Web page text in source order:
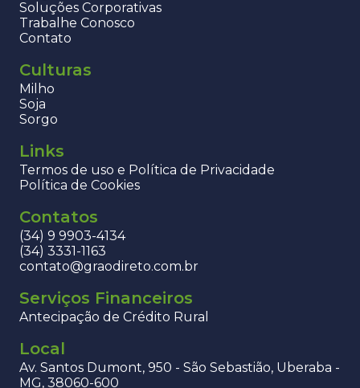
Soluções Corporativas
Trabalhe Conosco
Contato
Culturas
Milho
Soja
Sorgo
Links
Termos de uso e Política de Privacidade
Política de Cookies
Contatos
(34) 9 9903-4134
(34) 3331-1163
contato@graodireto.com.br
Serviços Financeiros
Antecipação de Crédito Rural
Local
Av. Santos Dumont, 950 - São Sebastião, Uberaba -
MG, 38060-600